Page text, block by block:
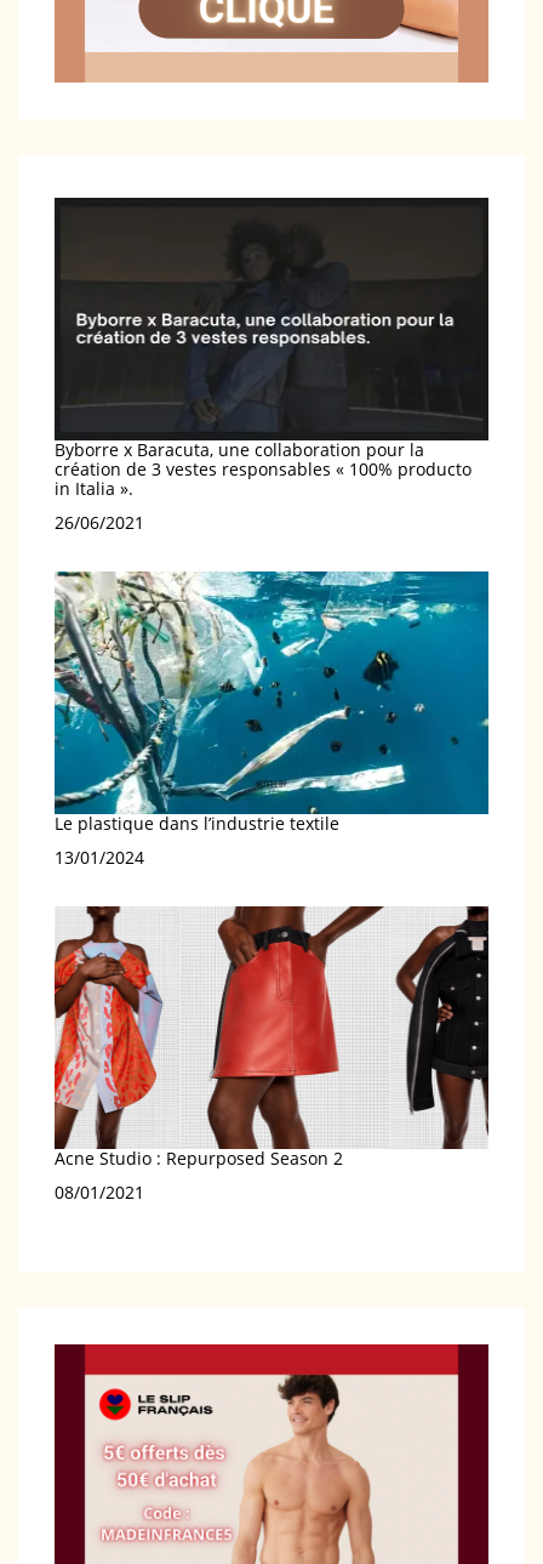
Byborre x Baracuta, une collaboration pour la
création de 3 vestes responsables « 100% producto
in Italia ».
Date
26/06/2021
Le plastique dans l’industrie textile
Date
13/01/2024
Acne Studio : Repurposed Season 2
Date
08/01/2021